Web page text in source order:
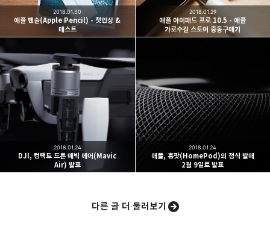
구독하기
애플 펜슬(Apple Pencil) - 첫인상 &
테스트
2018.01.30
애플 아이패드 프로 10.5 - 애플
가로수길 스토어 충동구매기
2018.01.29
DJI, 컴팩트 드론 매빅 에어(Mavic
Air) 발표
2018.01.24
애플, 홈팟(HomePod)의 정식 발매
2월 9일로 발표
2018.01.24
다른 글 더 둘러보기